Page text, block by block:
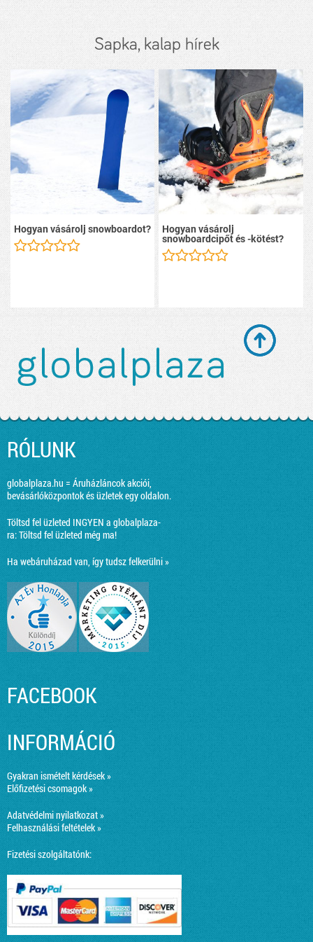
Sapka, kalap hírek
Hogyan vásárolj snowboardot? Hogyan vásárolj
snowboardcipőt és -kötést?
RÓLUNK
globalplaza.hu = Áruházláncok akciói,
bevásárlóközpontok és üzletek egy oldalon.
Töltsd fel üzleted INGYEN a globalplaza-
ra:Töltsd fel üzleted még ma!
Ha webáruházad van, így tudsz felkerülni »
FACEBOOK
INFORMÁCIÓ
Gyakran ismételt kérdések »
Előfizetési csomagok »
Adatvédelmi nyilatkozat »
Felhasználási feltételek »
Fizetési szolgáltatónk: